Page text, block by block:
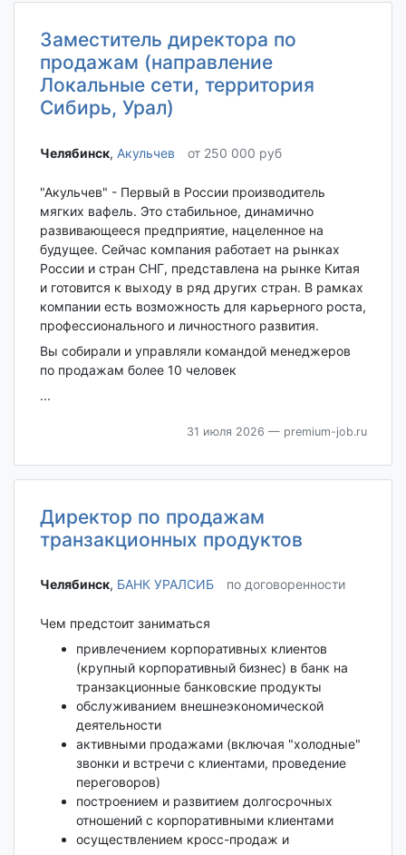
Заместитель директора по
продажам (направление
Локальные сети, территория
Сибирь, Урал)
Челябинск‎, Акульчев от 250 000 руб
​"Акульчев" - Первый в России производитель
мягких вафель. Это стабильное, динамично
развивающееся предприятие, нацеленное на
будущее. Сейчас компания работает на рынках
России и стран СНГ, представлена на рынке Китая
и готовится к выходу в ряд других стран. В рамках
компании есть возможность для карьерного роста,
профессионального и личностного развития.
Вы собирали и управляли командой менеджеров
по продажам более 10 человек
...
31 июля 2026 — premium-job.ru
Директор по продажам
транзакционных продуктов
Челябинск‎, БАНК УРАЛСИБ по договоренности
Чем предстоит заниматься
привлечением корпоративных клиентов
(крупный корпоративный бизнес) в банк на
транзакционные банковские продукты
обслуживанием внешнеэкономической
деятельности
активными продажами (включая "холодные"
звонки и встречи с клиентами, проведение
переговоров)
построением и развитием долгосрочных
отношений с корпоративными клиентами
осуществлением кросс-продаж и